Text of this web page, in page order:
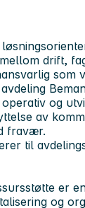
drift,
som
og
av
fravær.
til
er
og